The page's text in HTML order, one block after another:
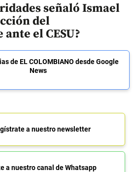
señaló Ismael
del
el CESU?
de EL COLOMBIANO desde Google
News
a nuestro newsletter
a nuestro canal de Whatsapp